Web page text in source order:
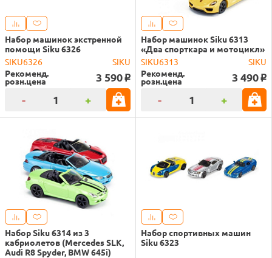
Набор машинок экстренной
помощи Siku 6326
SIKU6326
SIKU
Рекоменд.
розн.цена 3 590 o
- +
Набор машинок Siku 6313
«Два спорткара и мотоцикл»
SIKU6313
SIKU
Рекоменд.
розн.цена 3 490 o
- +
Набор Siku 6314 из 3
кабриолетов (Mercedes SLK,
Audi R8 Spyder, BMW 645i)
Набор спортивных машин
Siku 6323